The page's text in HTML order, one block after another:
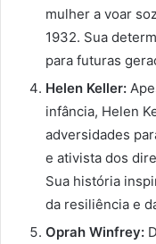
mulher a voar
1932. Sua
para futuras
Helen Keller:
infância, Helen
adversidades
e ativista dos
Sua história
da resiliência e
Oprah Winfrey: